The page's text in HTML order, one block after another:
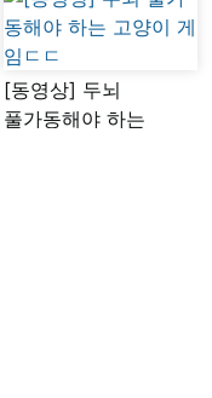
[동영상] 두뇌
풀가동해야 하는